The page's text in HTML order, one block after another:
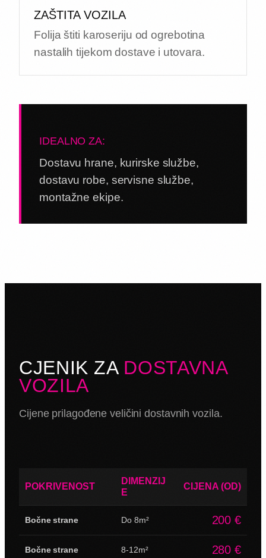
ZAŠTITA VOZILA
Folija štiti karoseriju od ogrebotina
nastalih tijekom dostave i utovara.
IDEALNO ZA:
Dostavu hrane, kurirske službe,
dostavu robe, servisne službe,
montažne ekipe.
CJENIK ZA DOSTAVNA
VOZILA
Cijene prilagođene veličini dostavnih vozila.
POKRIVENOST
DIMENZIJ
E
CIJENA (OD)
Bočne strane Do 8m² 200 €
Bočne strane 8-12m² 280 €